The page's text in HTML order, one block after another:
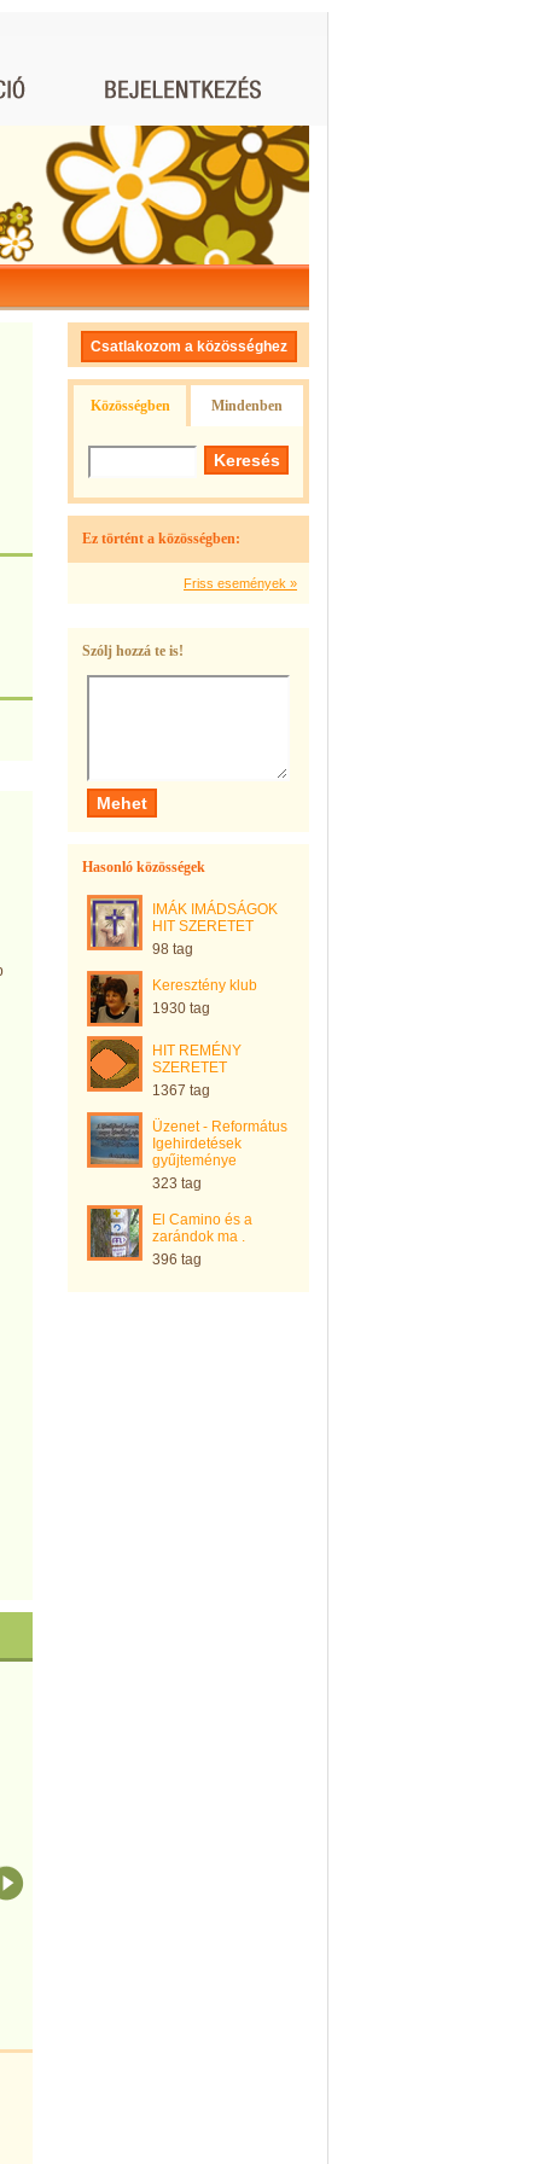
Csatlakozom a közösséghez
Közösségben Mindenben
Ez történt a közösségben:
Friss események »
Szólj hozzá te is!
Hasonló közösségek
IMÁK IMÁDSÁGOK
HIT SZERETET
98 tag
Keresztény klub
1930 tag
HIT REMÉNY
SZERETET
1367 tag
Üzenet - Református
Igehirdetések
gyűjteménye
323 tag
El Camino és a
zarándok ma .
396 tag